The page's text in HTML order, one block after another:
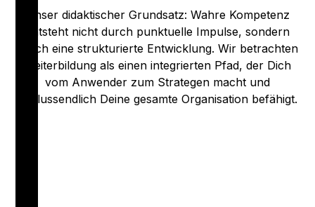
Unser didaktischer Grundsatz: Wahre Kompetenz
entsteht nicht durch punktuelle Impulse, sondern
durch eine strukturierte Entwicklung. Wir betrachten
Weiterbildung als einen integrierten Pfad, der Dich
vom Anwender zum Strategen macht und
schlussendlich Deine gesamte Organisation befähigt.